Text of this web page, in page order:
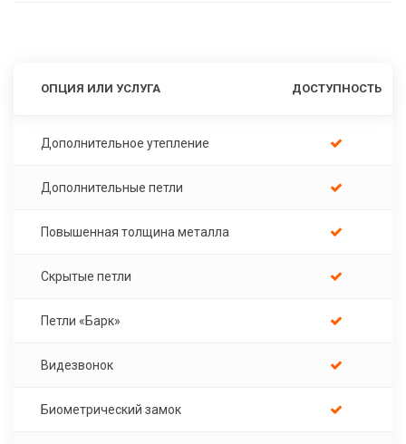
ОПЦИЯ ИЛИ УСЛУГА ДОСТУПНОСТЬ
Дополнительное утепление
Дополнительные петли
Повышенная толщина металла
Скрытые петли
Петли «Барк»
Видезвонок
Биометрический замок